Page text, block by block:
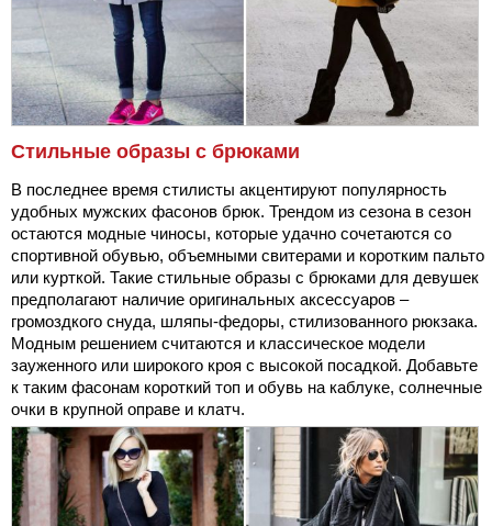
Стильные образы с брюками
В последнее время стилисты акцентируют популярность
удобных мужских фасонов брюк. Трендом из сезона в сезон
остаются модные чиносы, которые удачно сочетаются со
спортивной обувью, объемными свитерами и коротким пальто
или курткой. Такие стильные образы с брюками для девушек
предполагают наличие оригинальных аксессуаров –
громоздкого снуда, шляпы-федоры, стилизованного рюкзака.
Модным решением считаются и классическое модели
зауженного или широкого кроя с высокой посадкой. Добавьте
к таким фасонам короткий топ и обувь на каблуке, солнечные
очки в крупной оправе и клатч.